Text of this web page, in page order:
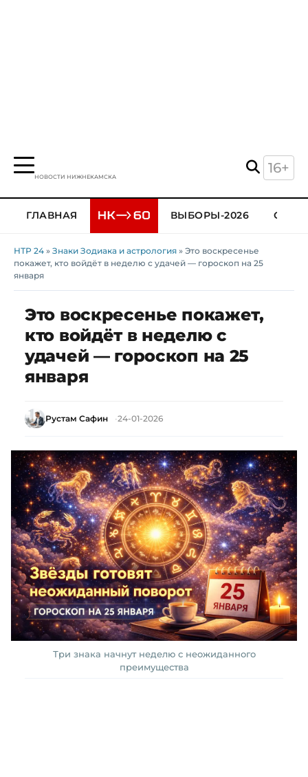
НОВОСТИ НИЖНЕКАМСКА
16+
ГЛАВНАЯ ВЫБОРЫ-2026
НТР 24 » Знаки Зодиака и астрология » Это воскресенье
покажет, кто войдёт в неделю с удачей — гороскоп на 25
января
Это воскресенье покажет,
кто войдёт в неделю с
удачей — гороскоп на 25
января
Рустам Сафин 24-01-2026
Три знака начнут неделю с неожиданного
преимущества